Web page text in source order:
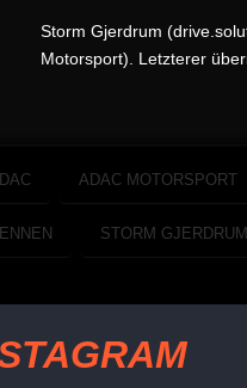
Storm Gjerdrum
Motorsport). Letzterer
ADAC MOTORSPORT
STORM GJERDRUM